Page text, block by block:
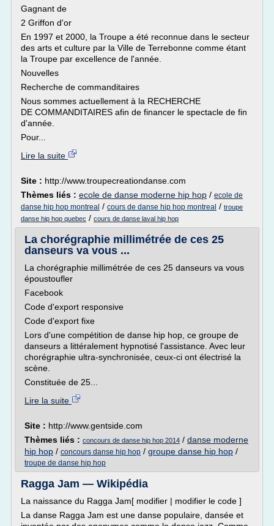
Gagnant de
2 Griffon d'or
En 1997 et 2000, la Troupe a été reconnue dans le secteur
des arts et culture par la Ville de Terrebonne comme étant
la Troupe par excellence de l'année.
Nouvelles
Recherche de commanditaires
Nous sommes actuellement à la RECHERCHE
DE COMMANDITAIRES afin de financer le spectacle de fin
d'année.
Pour...
Lire la suite
Site : http://www.troupecreationdanse.com
Thèmes liés : ecole de danse moderne hip hop / ecole de
danse hip hop montreal / cours de danse hip hop montreal / troupe
danse hip hop quebec / cours de danse laval hip hop
La chorégraphie millimétrée de ces 25
danseurs va vous ...
La chorégraphie millimétrée de ces 25 danseurs va vous
époustoufler
Facebook
Code d'export responsive
Code d'export fixe
Lors d'une compétition de danse hip hop, ce groupe de
danseurs a littéralement hypnotisé l'assistance. Avec leur
chorégraphie ultra-synchronisée, ceux-ci ont électrisé la
scène.
Constituée de 25...
Lire la suite
Site : http://www.gentside.com
Thèmes liés : concours de danse hip hop 2014 / danse moderne
hip hop / concours danse hip hop / groupe danse hip hop /
troupe de danse hip hop
Ragga Jam — Wikipédia
La naissance du Ragga Jam[ modifier | modifier le code ]
La danse Ragga Jam est une danse populaire, dansée et